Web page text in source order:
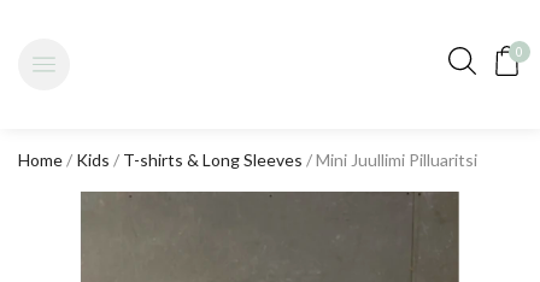
0
Home/ Kids / T-shirts & Long Sleeves / Mini Juullimi Pilluaritsi